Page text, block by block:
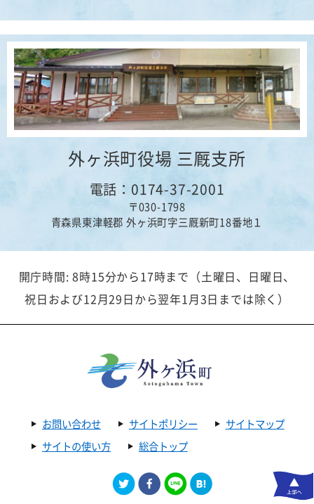
外ヶ浜町役場 三厩支所
電話：0174-37-2001
〒030-1798
青森県東津軽郡 外ヶ浜町字三厩新町18番地１
開庁時間: 8時15分から17時まで（土曜日、日曜日、
祝日および12月29日から翌年1月3日までは除く）
お問い合わせ サイトポリシー
サイトマップ
サイトの使い方
総合トップ